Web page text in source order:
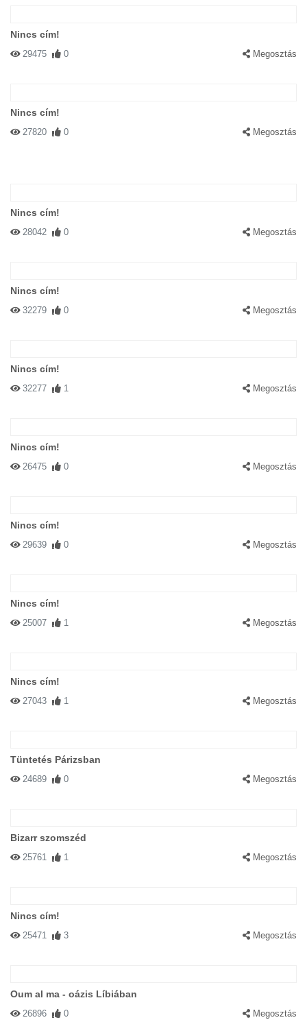
Nincs cím!
29475 0 Megosztás
Nincs cím!
27820 0 Megosztás
Nincs cím!
28042 0 Megosztás
Nincs cím!
32279 0 Megosztás
Nincs cím!
32277 1 Megosztás
Nincs cím!
26475 0 Megosztás
Nincs cím!
29639 0 Megosztás
Nincs cím!
25007 1 Megosztás
Nincs cím!
27043 1 Megosztás
Tüntetés Párizsban
24689 0 Megosztás
Bizarr szomszéd
25761 1 Megosztás
Nincs cím!
25471 3 Megosztás
Oum al ma - oázis Líbiában
26896 0 Megosztás